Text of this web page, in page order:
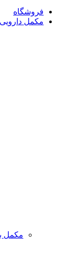
فروشگاه
مکمل دارویی
مکمل